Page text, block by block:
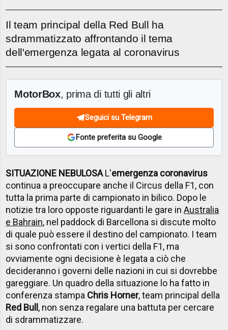
Il team principal della Red Bull ha
sdrammatizzato affrontando il tema
dell'emergenza legata al coronavirus
MotorBox, prima di tutti gli altri
Seguici su Telegram
Fonte preferita su Google
SITUAZIONE NEBULOSAL'emergenza coronavirus
continua a preoccupare anche il Circus della F1, con
tutta la prima parte di campionato in bilico. Dopo le
notizie tra loro opposte riguardanti le gare inAustralia
e Bahrain, nel paddock di Barcellona si discute molto
di quale può essere il destino del campionato. I team
si sono confrontati con i vertici della F1, ma
ovviamente ogni decisione è legata a ciò che
decideranno i governi delle nazioni in cui si dovrebbe
gareggiare. Un quadro della situazione lo ha fatto in
conferenza stampa Chris Horner, team principal della
Red Bull , non senza regalare una battuta per cercare
di sdrammatizzare.